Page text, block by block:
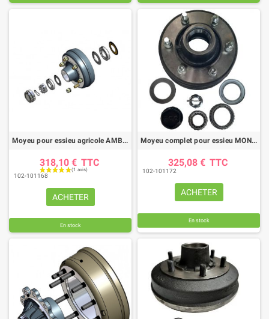
Moyeu pour essieu agricole AMB C6006 MF250X60
318,10 € TTC
102-101168
ACHETER
En stock
Moyeu complet pour essieu MONROC 706 MF 255X60B
325,08 € TTC
102-101172
ACHETER
En stock